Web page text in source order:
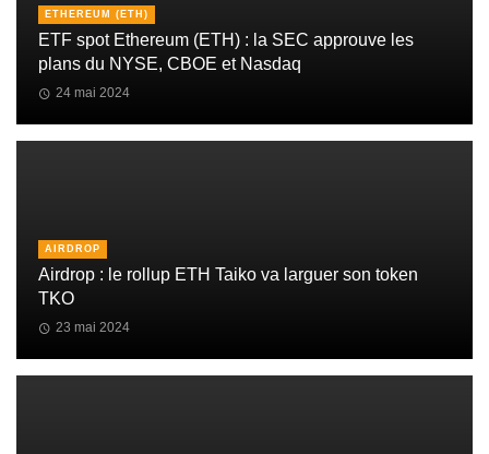
ETHEREUM (ETH)
ETF spot Ethereum (ETH) : la SEC approuve les
plans du NYSE, CBOE et Nasdaq
24 mai 2024
AIRDROP
Airdrop : le rollup ETH Taiko va larguer son token
TKO
23 mai 2024